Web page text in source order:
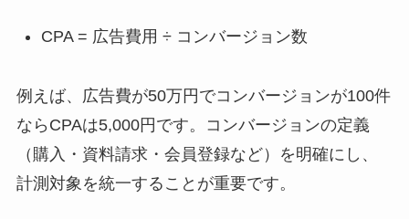
CPA = 広告費用 ÷ コンバージョン数
例えば、広告費が50万円でコンバージョンが100件
ならCPAは5,000円です。コンバージョンの定義
（購入・資料請求・会員登録など）を明確にし、
計測対象を統一することが重要です。